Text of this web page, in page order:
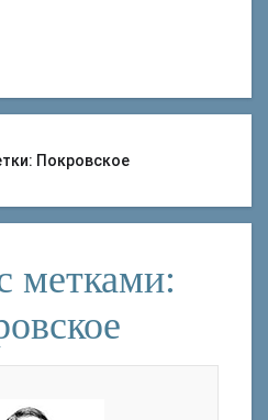
Покровское
метками: